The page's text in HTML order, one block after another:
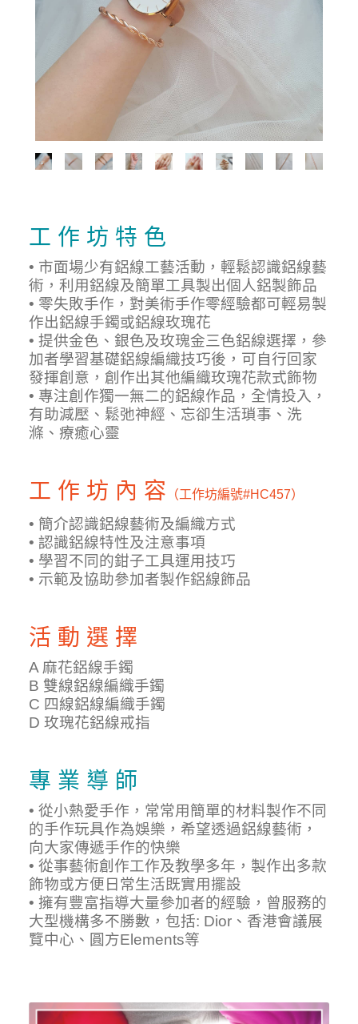
工 作 坊 特 色
• 市面場少有鋁線工藝活動，輕鬆認識鋁線藝
術，利用鋁線及簡單工具製出個人鋁製飾品
• 零失敗手作，對美術手作零經驗都可輕易製
作出鋁線手鐲或鋁線玫瑰花
• 提供金色、銀色及玫瑰金三色鋁線選擇， 參
加者學習基礎鋁線編織技巧後，可自行回家
發揮創意，創作出其他編織玫瑰花款式飾物
• 專注創作獨一無二的鋁線作品，全情投入，
有助減壓、鬆弛神經、忘卻生活瑣事、洗
滌、療癒心靈
工 作 坊 內 容 （工作坊編號#HC457）
• 簡介認識鋁線藝術及編織方式
• 認識鋁線特性及注意事項
• 學習不同的鉗子工具運用技巧
• 示範及協助參加者製作鋁線飾品
活 動 選 擇
A 麻花鋁線手鐲
B 雙線鋁線編織手鐲
C 四線鋁線編織手鐲
D 玫瑰花鋁線戒指
專 業 導 師
• 從小熱愛手作，常常用簡單的材料製作不同
的手作玩具作為娛樂，希望透過鋁線藝術，
向大家傳遞手作的快樂
• 從事藝術創作工作及教學多年，製作出多款
飾物或方便日常生活既實用擺設
• 擁有豐富指導大量參加者的經驗，曾服務的
大型機構多不勝數，包括: Dior、香港會議展
覽中心、圓方Elements等